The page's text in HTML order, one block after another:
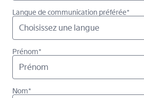
Langue de communication préférée*
Choisissez une langue
Prénom*
Nom*